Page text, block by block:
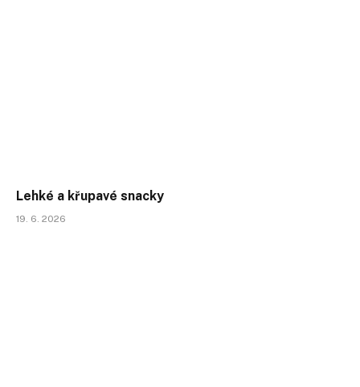
Lehké a křupavé snacky
19. 6. 2026